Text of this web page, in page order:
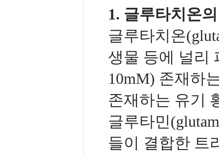
1. 글루타치온
글루타치온
생물 등에 널리
10mM) 존재하
존재하는 유기
글루타민
들이 결합한 트